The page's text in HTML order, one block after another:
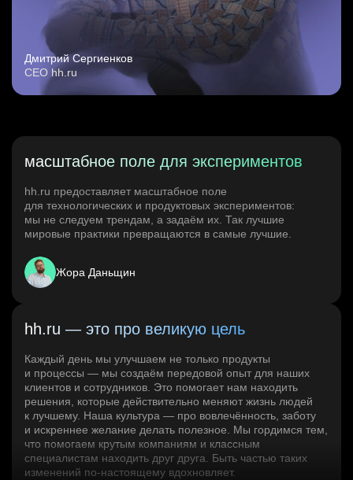
Дмитрий Сергиенков
CEO hh.ru
масштабное поле для экспериментов
hh.ru предоставляет масштабное поле
для технологических и продуктовых экспериментов:
мы не следуем трендам, а задаём их. Так лучшие
мировые практики превращаются в самые лучшие.
Жора Даньщин
hh.ru — это про великую цель
Каждый день мы улучшаем не только продукты
и процессы — мы создаём передовой опыт для наших
клиентов и сотрудников. Это помогает нам находить
решения, которые действительно меняют жизнь людей
к лучшему. Наша культура — про вовлечённость, заботу
и искреннее желание делать полезное. Мы гордимся тем,
что помогаем крутым компаниям и классным
специалистам находить друг друга. Быть частью таких
изменений по‑настоящему вдохновляет.